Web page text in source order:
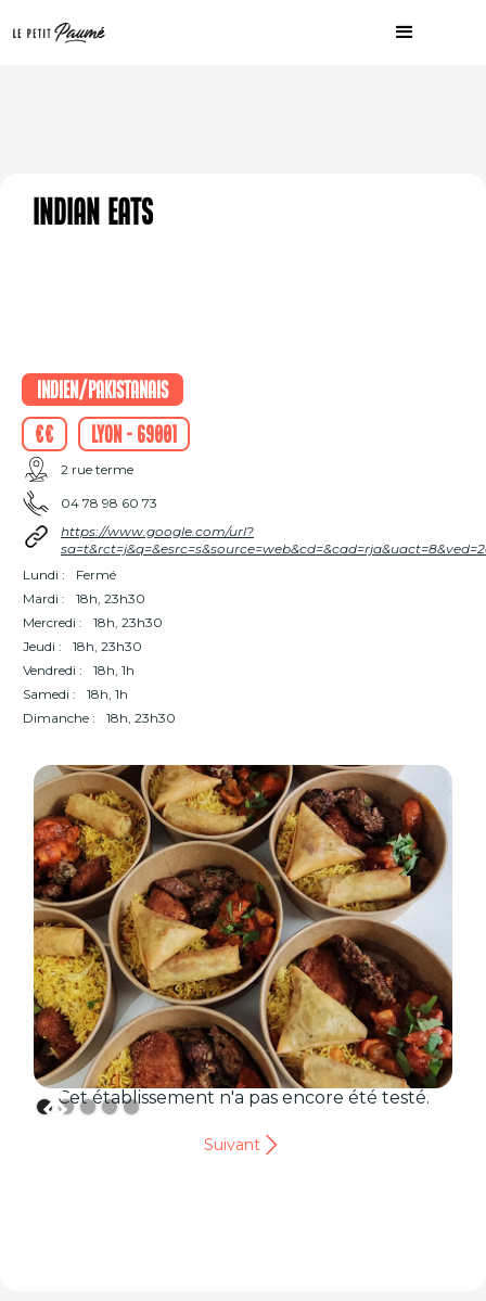
Indian Eats
Indien/Pakistanais
€€
Lyon - 69001
2 rue terme
04 78 98 60 73
https://www.google.com/url?
Lundi :
Fermé
Mardi :
18h, 23h30
Mercredi :
18h, 23h30
Jeudi :
18h, 23h30
Vendredi :
18h, 1h
Samedi :
18h, 1h
Dimanche :
18h, 23h30
Cet établissement n'a pas encore été testé.
Suivant